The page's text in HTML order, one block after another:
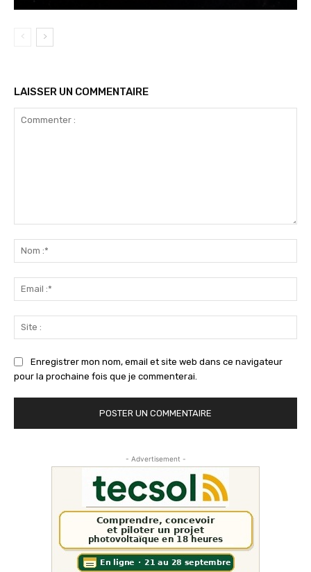
LAISSER UN COMMENTAIRE
Enregistrer mon nom, email et site web dans ce navigateur
pour la prochaine fois que je commenterai.
- Advertisement -